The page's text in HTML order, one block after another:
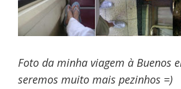
Foto da minha viagem à Buenos
seremos muito mais pezinhos =)